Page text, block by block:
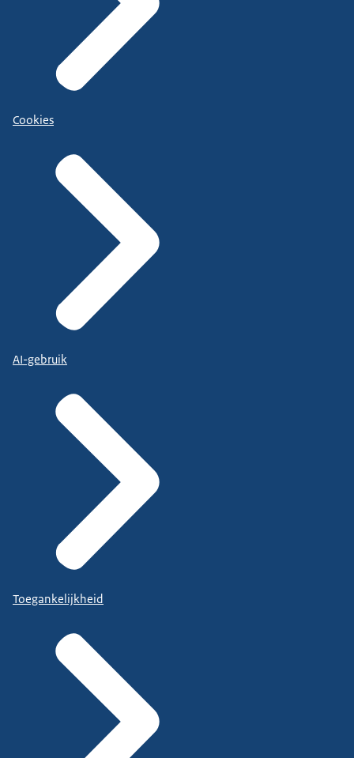
Cookies
AI-gebruik
Toegankelijkheid